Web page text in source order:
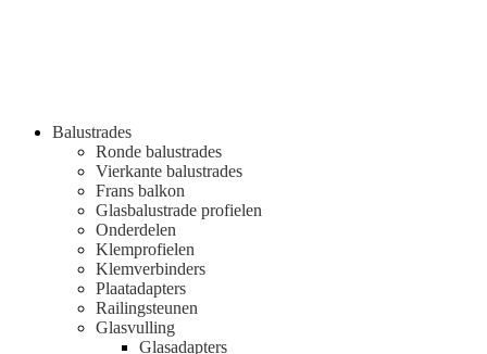
Balustrades
Ronde balustrades
Vierkante balustrades
Frans balkon
Glasbalustrade profielen
Onderdelen
Klemprofielen
Klemverbinders
Plaatadapters
Railingsteunen
Glasvulling
Glasadapters